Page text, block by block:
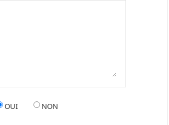
OUI NON